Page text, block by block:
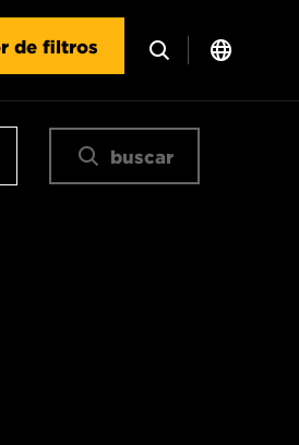
de filtros
buscar